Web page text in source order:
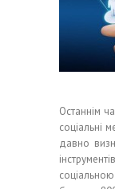
Останнім
соціальні
давно